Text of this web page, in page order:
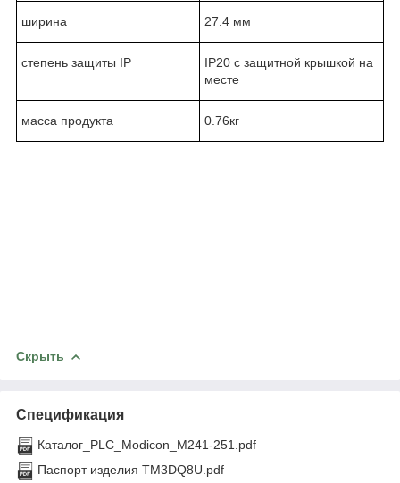
ширина 27.4 мм
степень защиты IP
IP20 с защитной крышкой на
месте
масса продукта 0.76кг
Скрыть
Спецификация
Каталог_PLC_Modicon_M241-251.pdf
Паспорт изделия TM3DQ8U.pdf